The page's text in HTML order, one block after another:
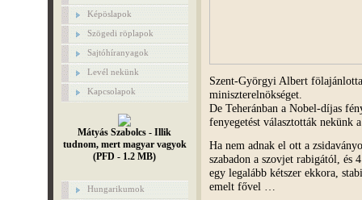
Képöslapok
Szögedi röplapok
Sajtóhíranyagok
Levél nekünk
Kapcsolapok
Mátyás Szabolcs - Illik
tudnom, mert magyar vagyok
(PFD - 1.2 MB)
Hungarikumok
Szent-Györgyi Albert
miniszterelnökséget.
De Teheránban a Nobel-díjas
fenyegetést választották nekünk
Ha nem adnak el ott a
szabadon a szovjet rabigától, és
egy legalább kétszer ekkora,
emelt fővel …